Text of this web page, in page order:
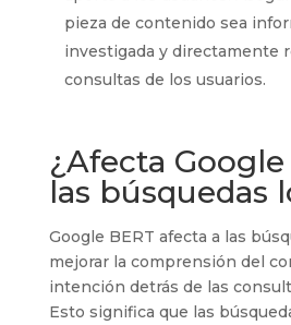
pieza de contenido sea
investigada y directamente
consultas de los usuarios.
¿Afecta Google
las búsquedas
Google BERT afecta a las
mejorar la comprensión del
intención detrás de las
Esto significa que las